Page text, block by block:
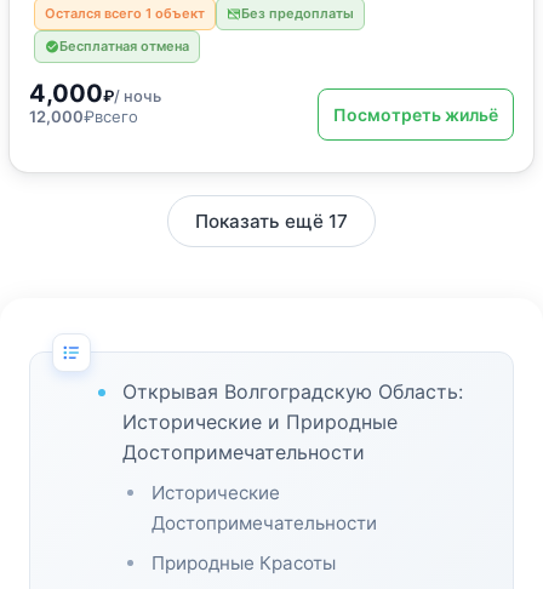
Остался всего 1 объект
Без предоплаты
Бесплатная отмена
4,000₽/ ночь
12,000₽всего Посмотреть жильё
Показать ещё 17
Открывая Волгоградскую Область:
Исторические и Природные
Достопримечательности
Исторические
Достопримечательности
Природные Красоты